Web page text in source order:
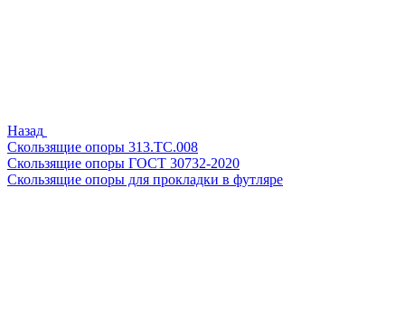
Назад
Скользящие опоры 313.ТС.008
Скользящие опоры ГОСТ 30732-2020
Скользящие опоры для прокладки в футляре